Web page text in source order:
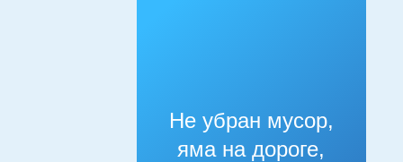
Не убран мусор,
яма на дороге,